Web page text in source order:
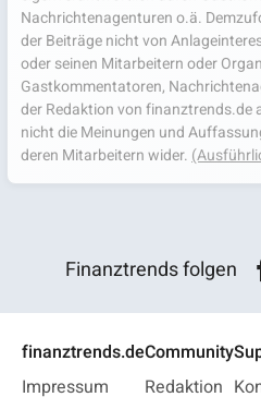
Nachrichtenagenturen o.ä.
der Beiträge nicht von
oder seinen Mitarbeitern oder
Gastkommentatoren,
der Redaktion von finanztrends.de
nicht die Meinungen und
deren Mitarbeitern wider.
Finanztrends folgen
finanztrends.de
Impressum
Community
Redaktion